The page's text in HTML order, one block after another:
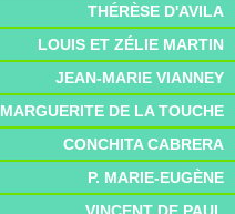
THÉRÈSE D'AVILA
LOUIS ET ZÉLIE MARTIN
JEAN-MARIE VIANNEY
MARGUERITE DE LA TOUCHE
CONCHITA CABRERA
P. MARIE-EUGÈNE